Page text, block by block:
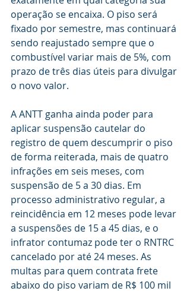
operação se encaixa. O piso será
fixado por semestre, mas continuará
sendo reajustado sempre que o
combustível variar mais de 5%, com
prazo de três dias úteis para divulgar
o novo valor.
A ANTT ganha ainda poder para
aplicar suspensão cautelar do
registro de quem descumprir o piso
de forma reiterada, mais de quatro
infrações em seis meses, com
suspensão de 5 a 30 dias. Em
processo administrativo regular, a
reincidência em 12 meses pode levar
a suspensões de 15 a 45 dias, e o
infrator contumaz pode ter o RNTRC
cancelado por até 24 meses. As
multas para quem contrata frete
abaixo do piso variam de R$ 100 mil